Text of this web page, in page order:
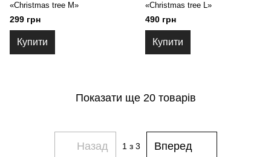
«Christmas tree M»
299 грн
Купити
«Christmas tree L»
490 грн
Купити
Показати ще 20 товарів
Назад 1з 3 Вперед